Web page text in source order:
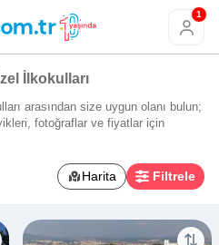
1
İlkokulları
arasından size uygun olanı bulun;
fotoğraflar ve fiyatlar için
Harita Filtrele